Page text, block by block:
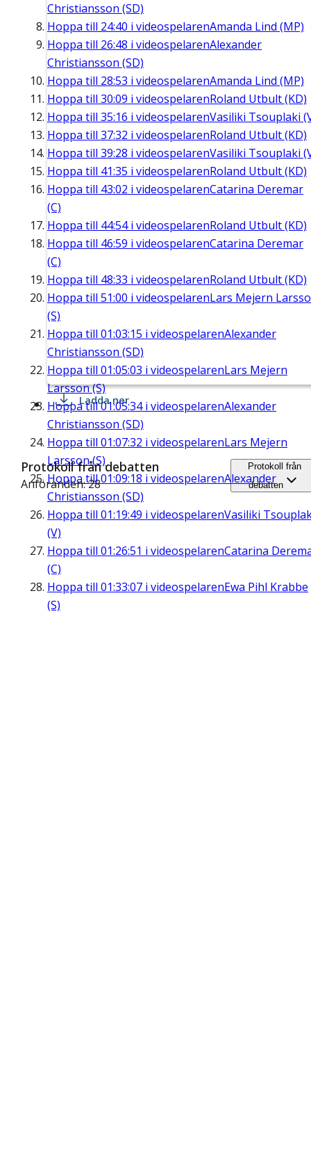
Christiansson (SD)
Hoppa till 24:40 i videospelarenAmanda Lind (MP)
Hoppa till 26:48 i videospelarenAlexander
Christiansson (SD)
Hoppa till 28:53 i videospelarenAmanda Lind (MP)
Hoppa till 30:09 i videospelarenRoland Utbult (KD)
Hoppa till 35:16 i videospelarenVasiliki Tsouplaki
Hoppa till 37:32 i videospelarenRoland Utbult (KD)
Hoppa till 39:28 i videospelarenVasiliki Tsouplaki
Hoppa till 41:35 i videospelarenRoland Utbult (KD)
Hoppa till 43:02 i videospelarenCatarina Deremar
(C)
Hoppa till 44:54i videospelarenRoland Utbult (KD)
Hoppa till 46:59 i videospelarenCatarina Deremar
(C)
Hoppa till 48:33 i videospelarenRoland Utbult (KD)
Hoppa till 51:00 i videospelarenLars Mejern
(S)
Hoppa till 01:03:15 i videospelarenAlexander
Christiansson (SD)
Hoppa till 01:05:03 i videospelarenLars Mejern
Larsson (S)
Hoppa till01:05:34i videospelarenAlexander
Christiansson (SD)
Hoppa till 01:07:32 i videospelarenLars Mejern
Larsson (S)
Hoppa till01:09:18 i videospelarenAlexander
Christiansson (SD)
Hoppa till 01:19:49 i videospelarenVasiliki
(V)
Hoppa till 01:26:51 i videospelarenCatarina
(C)
Hoppa till 01:33:07 i videospelarenEwa Pihl Krabbe
(S)
Ladda ner
Protokoll från debatten
Anföranden: 28
Protokoll från
debatten